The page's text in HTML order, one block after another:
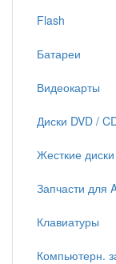
Flash
Батареи
Видеокарты
Диски DVD /
Жесткие диски
Запчасти для
Клавиатуры
Компьютерн.